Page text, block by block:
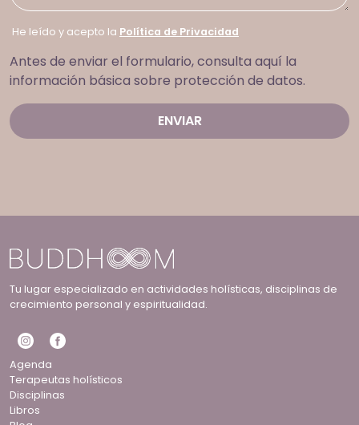
He leído y acepto la Política de Privacidad
Antes de enviar el formulario, consulta aquí la
información básica sobre protección de datos.
Tu lugar especializado en actividades holísticas, disciplinas de
crecimiento personal y espiritualidad.
Agenda
Terapeutas holísticos
Disciplinas
Libros